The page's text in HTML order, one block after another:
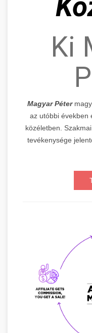
Ki
Magyar Péter
az utóbbi években
közéletben.
tevékenysége